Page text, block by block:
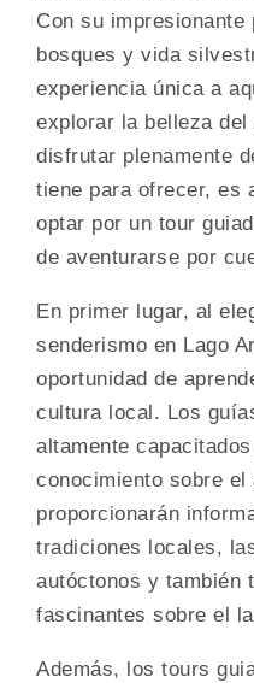
Con su
bosques y vida
experiencia única a
explorar la belleza
disfrutar plenamente
tiene para ofrecer, es
optar por un tour
de aventurarse por
En primer lugar, al
senderismo en Lago
oportunidad de
cultura local. Los
altamente
conocimiento sobre el
proporcionarán
tradiciones locales,
autóctonos y también
fascinantes sobre el
Además, los tours